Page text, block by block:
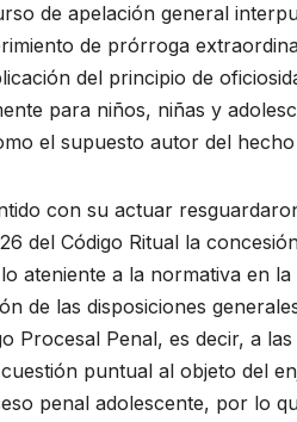
de apelación general
de prórroga
del principio de
para niños, niñas y
el supuesto autor del
con su actuar
del Código Ritual la
ateniente a la normativa en
de las disposiciones
Procesal Penal, es decir, a
puntual al objeto del
penal adolescente, por lo